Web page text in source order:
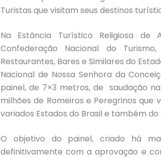
Turistas que visitam seus destinos
Na Estância Turístico Religiosa
Confederação Nacional do
Restaurantes, Bares e Similares do
Nacional de Nossa Senhora da
painel, de 7×3 metros, de saudação
milhões de Romeiros e Peregrinos que
variados Estados do Brasil e também
O objetivo do painel, criado há
definitivamente com a aprovação e